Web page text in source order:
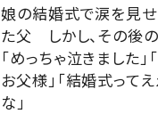
娘の結婚式で涙を見
た父 しかし、その後
「めっちゃ泣きました」
お父様」「結婚式って
な」